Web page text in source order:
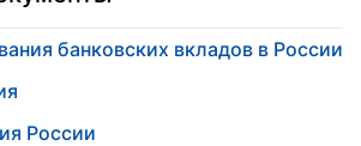
банковских вкладов в России
России